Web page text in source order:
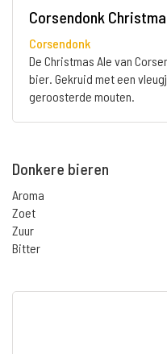
Corsendonk
Corsendonk
De Christmas Ale van
bier. Gekruid met een
geroosterde mouten.
Donkere bieren
Aroma
Zoet
Zuur
Bitter